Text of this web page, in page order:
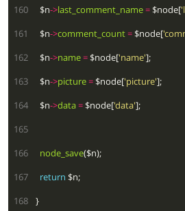
160
  $n
->last_comment_name= $node[
161
  $n
->comment_count= $node[
162
  $n
->name= $node['name' ];
163
  $n
->picture= $node['picture' ];
164
  $n
->data= $node['data' ];
165
166
node_save
($n);
167
return
$n;
168
}